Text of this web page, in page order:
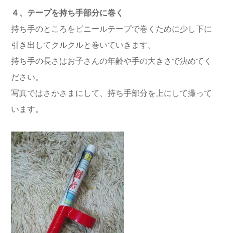
４、テープを持ち手部分に巻く
持ち手のところをビニールテープで巻くために少し下に
引き出してクルクルと巻いていきます。
持ち手の長さはお子さんの年齢や手の大きさで決めてく
ださい。
写真ではさかさまにして、持ち手部分を上にして撮って
います。